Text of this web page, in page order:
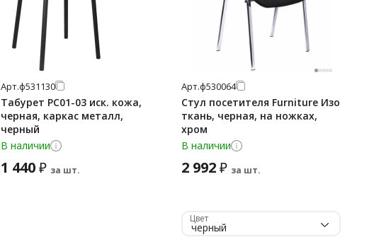
Арт.ф531130
Табурет РС01-03 иск. кожа,
черная, каркас металл,
черный
В наличии
1 440₽ за шт.
Арт.ф530064
Стул посетителя Furniture Изо
ткань, черная, на ножках,
хром
В наличии
2 992₽ за шт.
Цвет
черный